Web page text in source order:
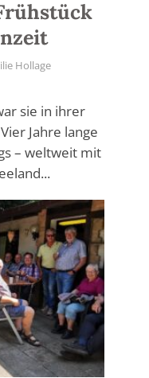
Hollage
sie in ihrer
Jahre lange
– weltweit mit